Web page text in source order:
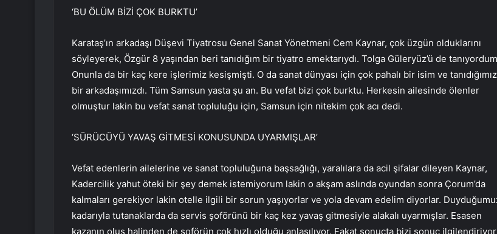
‘BU ÖLÜM BİZİ ÇOK BURKTU’
Karataş’ın arkadaşı Düşevi Tiyatrosu Genel Sanat Yönetmeni Cem Kaynar, çok üzgün olduklarını
söyleyerek, Özgür 8 yaşından beri tanıdığım bir tiyatro emektarıydı. Tolga Güleryüz’ü de
Onunla da bir kaç kere işlerimiz kesişmişti. O da sanat dünyası için çok pahalı bir isim ve tanıdığımız
bir arkadaşımızdı. Tüm Samsun yasta şu an. Bu vefat bizi çok burktu. Herkesin ailesinde ölenler
olmuştur lakin bu vefat sanat topluluğu için, Samsun için nitekim çok acı dedi.
‘SÜRÜCÜYÜ YAVAŞ GİTMESİ KONUSUNDA UYARMIŞLAR’
Vefat edenlerin ailelerine ve sanat topluluğuna başsağlığı, yaralılara da acil şifalar dileyen Kaynar,
Kadercilik yahut öteki bir şey demek istemiyorum lakin o akşam aslında oyundan sonra Çorum’da
kalmaları gerekiyor lakin otelle ilgili bir sorun yaşıyorlar ve yola devam edelim diyorlar.
kadarıyla tutanaklarda da servis şoförünü bir kaç kez yavaş gitmesiyle alakalı uyarmışlar. Esasen
kazanın oluş halinden de şoförün çok hızlı olduğu anlaşılıyor. Fakat sonuçta bizi sonuç